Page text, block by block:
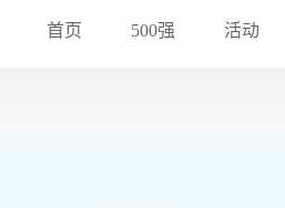
首页 500强 活动